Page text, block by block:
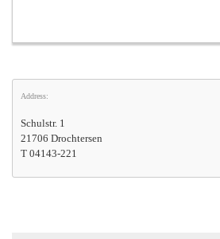
Address:
Schulstr. 1
21706 Drochtersen
T 04143-221